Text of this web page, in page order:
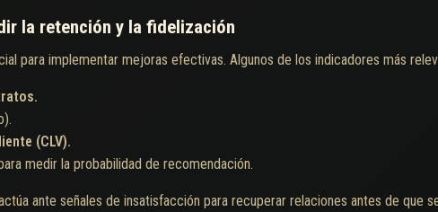
la retención y la fidelización
para implementar mejoras efectivas. Algunos de los indicadores más
(CLV).
medir la probabilidad de recomendación.
ante señales de insatisfacción para recuperar relaciones antes de que